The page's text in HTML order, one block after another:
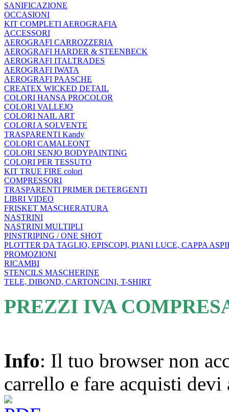
SANIFICAZIONE
OCCASIONI
KIT COMPLETI AEROGRAFIA
ACCESSORI
AEROGRAFI CARROZZERIA
AEROGRAFI HARDER & STEENBECK
AEROGRAFI ITALTRADES
AEROGRAFI IWATA
AEROGRAFI PAASCHE
CREATEX WICKED DETAIL
COLORI HANSA PROCOLOR
COLORI VALLEJO
COLORI NAIL ART
COLORI A SOLVENTE
TRASPARENTI Kandy
COLORI CAMALEONT
COLORI SENJO BODYPAINTING
COLORI PER TESSUTO
KIT TRUE FIRE colori
COMPRESSORI
TRASPARENTI PRIMER DETERGENTI
LIBRI VIDEO
FRISKET MASCHERATURA
NASTRINI
NASTRINI MULTIPLI
PINSTRIPING / ONE SHOT
PLOTTER DA TAGLIO, EPISCOPI, PIANI LUCE, CAPPA
PROMOZIONI
RICAMBI
STENCILS MASCHERINE
TELE, DIBOND, CARTONCINI, T-SHIRT
PREZZI IVA
Info: Il tuo browser non
carrello e fare acquisti